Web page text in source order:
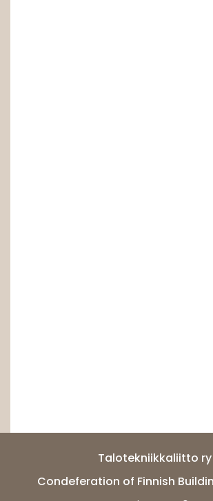
Talotekniikkaliitto ry
Condeferation of Finnish